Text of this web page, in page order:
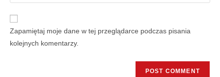
Zapamiętaj moje dane w tej przeglądarce podczas pisania
kolejnych komentarzy.